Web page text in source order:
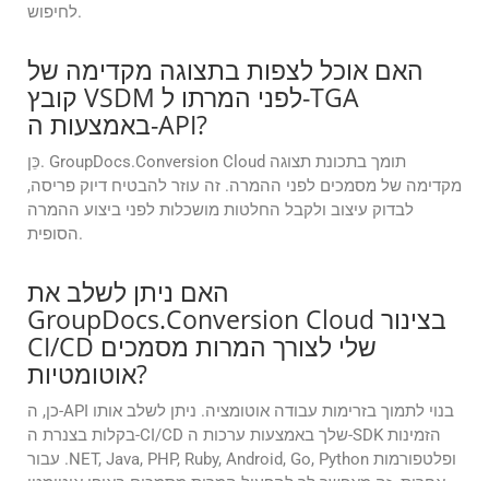
לחיפוש.
האם אוכל לצפות בתצוגה מקדימה של
קובץ VSDM לפני המרתו ל-TGA
באמצעות ה-API?
כֵּן. GroupDocs.Conversion Cloud תומך בתכונת תצוגה
מקדימה של מסמכים לפני ההמרה. זה עוזר להבטיח דיוק פריסה,
לבדוק עיצוב ולקבל החלטות מושכלות לפני ביצוע ההמרה
הסופית.
האם ניתן לשלב את
GroupDocs.Conversion Cloud בצינור
CI/CD שלי לצורך המרות מסמכים
אוטומטיות?
כן, ה-API בנוי לתמוך בזרימות עבודה אוטומציה. ניתן לשלב אותו
בקלות בצנרת ה-CI/CD שלך באמצעות ערכות ה-SDK הזמינות
עבור .NET, Java, PHP, Ruby, Android, Go, Python ופלטפורמות